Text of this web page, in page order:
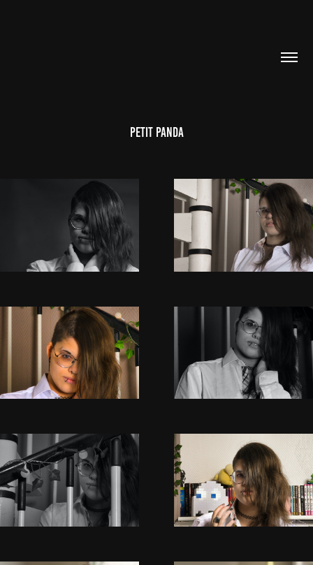
Petit Panda